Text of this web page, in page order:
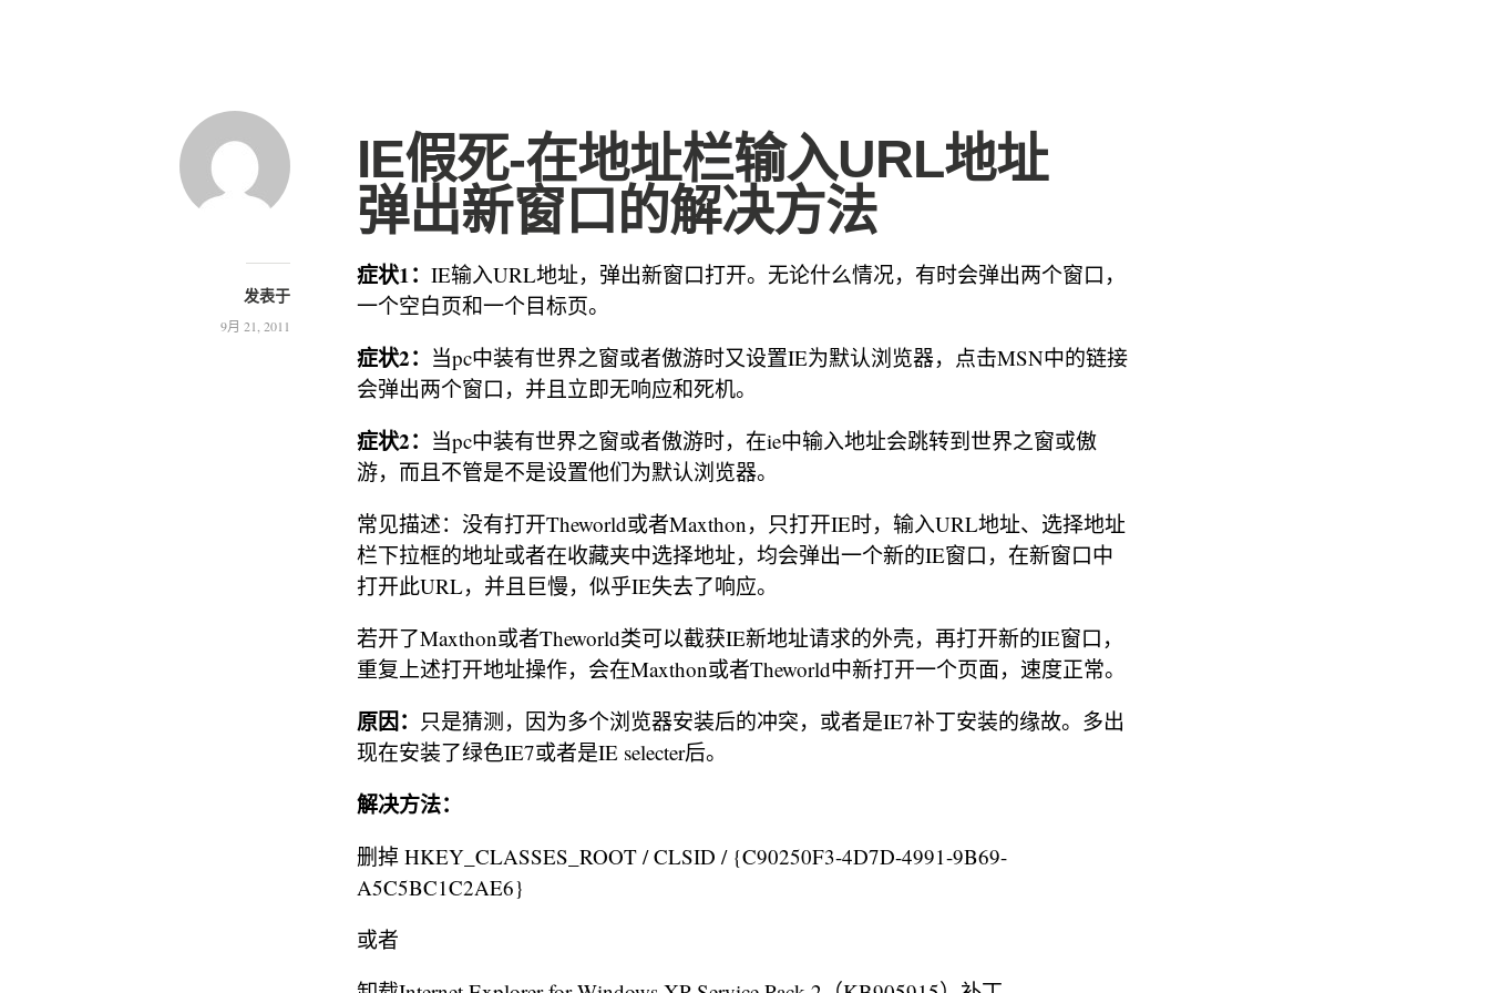
发表于
9月 21, 2011
IE假死-在地址栏输入URL地址
弹出新窗口的解决方法
症状1： IE输入URL地址，弹出新窗口打开。无论什么情况，有时会弹出两个窗口，
一个空白页和一个目标页。
症状2： 当pc中装有世界之窗或者傲游时又设置IE为默认浏览器，点击MSN中的链接
会弹出两个窗口，并且立即无响应和死机。
症状2： 当pc中装有世界之窗或者傲游时，在ie中输入地址会跳转到世界之窗或傲
游，而且不管是不是设置他们为默认浏览器。
常见描述：没有打开Theworld或者Maxthon，只打开IE时，输入URL地址、选择地址
栏下拉框的地址或者在收藏夹中选择地址，均会弹出一个新的IE窗口，在新窗口中
打开此URL，并且巨慢，似乎IE失去了响应。
若开了Maxthon或者Theworld类可以截获IE新地址请求的外壳，再打开新的IE窗口，
重复上述打开地址操作，会在Maxthon或者Theworld中新打开一个页面，速度正常。
原因： 只是猜测，因为多个浏览器安装后的冲突，或者是IE7补丁安装的缘故。多出
现在安装了绿色IE7或者是IE selecter后。
解决方法：
删掉 HKEY_CLASSES_ROOT / CLSID / {C90250F3-4D7D-4991-9B69-
A5C5BC1C2AE6}
或者